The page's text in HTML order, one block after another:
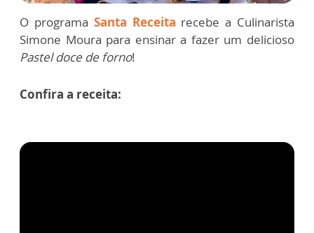
O programa Santa Receita recebe a Culinarista
Simone Moura para ensinar a fazer um delicioso
Pastel doce de forno!
Confira a receita: